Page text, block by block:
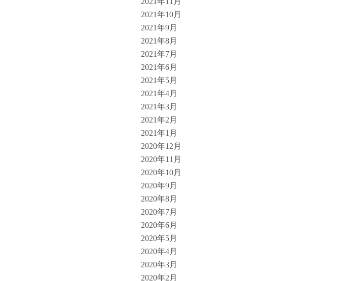
2021年10月
2021年9月
2021年8月
2021年7月
2021年6月
2021年5月
2021年4月
2021年3月
2021年2月
2021年1月
2020年12月
2020年11月
2020年10月
2020年9月
2020年8月
2020年7月
2020年6月
2020年5月
2020年4月
2020年3月
2020年2月